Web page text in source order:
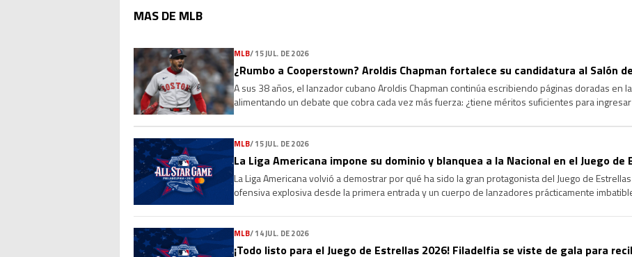
MAS DE MLB
MLB/15 JUL. DE 2026
¿Rumbo a Cooperstown? Aroldis Chapman fortalece su candidatura al Salón
A sus 38 años, el lanzador cubano Aroldis Chapman continúa escribiendo páginas doradas en
alimentando un debate que cobra cada vez más fuerza: ¿tiene méritos suficientes para
MLB/15 JUL. DE 2026
La Liga Americana impone su dominio y blanquea a la Nacional en el Juego de
La Liga Americana volvió a demostrar por qué ha sido la gran protagonista del Juego de
ofensiva explosiva desde la primera entrada y un cuerpo de lanzadores prácticamente
MLB/14 JUL. DE 2026
¡Todo listo para el Juego de Estrellas 2026! Filadelfia se viste de gala para